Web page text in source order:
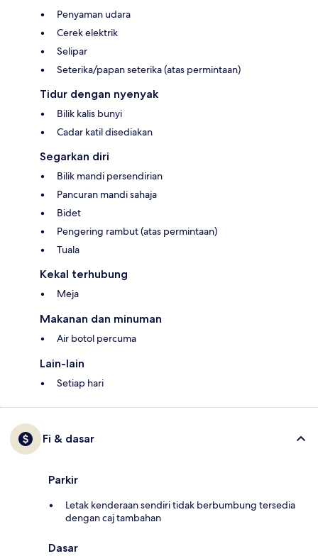
Penyaman udara
Cerek elektrik
Selipar
Seterika/papan seterika (atas permintaan)
Tidur dengan nyenyak
Bilik kalis bunyi
Cadar katil disediakan
Segarkan diri
Bilik mandi persendirian
Pancuran mandi sahaja
Bidet
Pengering rambut (atas permintaan)
Tuala
Kekal terhubung
Meja
Makanan dan minuman
Air botol percuma
Lain-lain
Setiap hari
Fi & dasar
Parkir
Letak kenderaan sendiri tidak berbumbung tersedia
dengan caj tambahan
Dasar